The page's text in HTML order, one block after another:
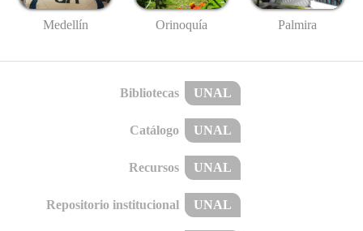
Medellín Orinoquía Palmira
Bibliotecas UNAL
Catálogo UNAL
Recursos UNAL
Repositorio institucional UNAL